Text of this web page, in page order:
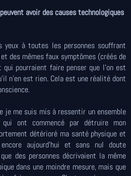
avoir des causes technologiques
à toutes les personnes souffrant
des mêmes faux symptômes (créés de
pourraient faire penser que l’on est
n’en est rien. Cela est une réalité dont
je me suis mis à ressentir un ensemble
ont commencé par détruire mon
détérioré ma santé physique et
aujourd’hui et sans nul doute
des personnes décrivaient la même
dans une moindre mesure, mais que